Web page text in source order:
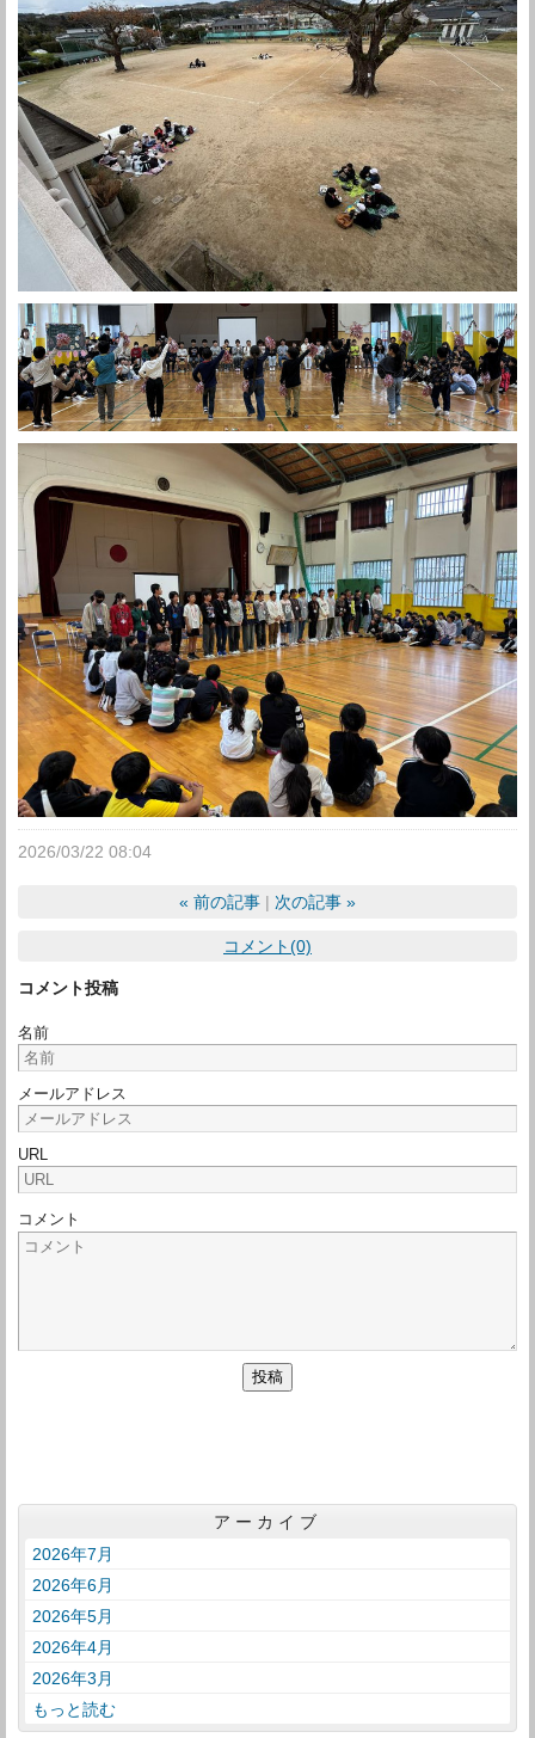
2026/03/22 08:04
« 前の記事 次の記事 »
コメント(0)
コメント投稿
名前
メールアドレス
URL
コメント
アーカイブ
2026年7月
2026年6月
2026年5月
2026年4月
2026年3月
もっと読む